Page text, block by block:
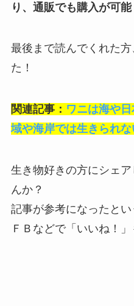
り、通販でも購入が可能
最後まで読んでくれた
た！
関連記事： ワニは海や
域や海岸では生きられな
生き物好きの方にシェ
んか？
記事が参考になったとい
ＦＢなどで「 いいね！